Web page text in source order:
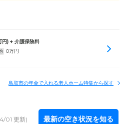
円) + 介護保険料
0万円
鳥取市の年金で入れる老人ホーム特集から探す
01 更新) 最新の空き状況を知る